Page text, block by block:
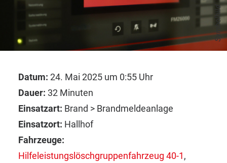
Symbolbild
Datum: 24. Mai 2025 um 0:55 Uhr
Dauer: 32 Minuten
Einsatzart: Brand > Brandmeldeanlage
Einsatzort: Hallhof
Fahrzeuge:
Hilfeleistungslöschgruppenfahrzeug 40-1,